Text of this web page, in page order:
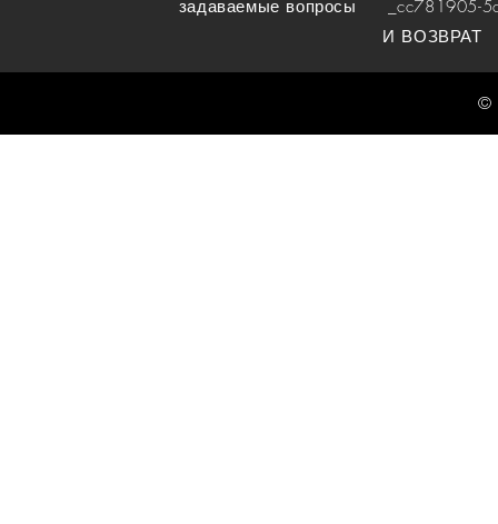
задаваемые вопросы _cc781905-
И ВОЗВРАТ
©